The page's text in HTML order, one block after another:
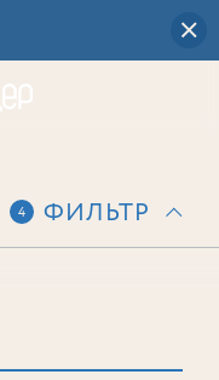
4 ФИЛЬТР
лота